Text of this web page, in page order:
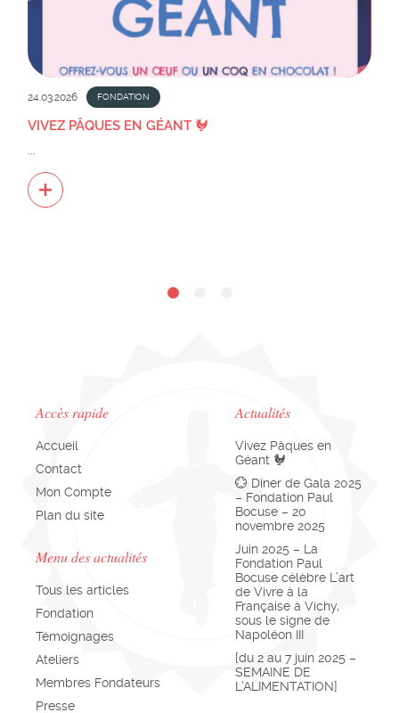
24.03.2026 FONDATION
VIVEZ PÂQUES EN GÉANT 🐓
Accès rapide
Accueil
Contact
Mon Compte
Plan du site
Menu des actualités
Tous les articles
Fondation
Témoignages
Ateliers
Membres Fondateurs
Presse
Actualités
Vivez Pâques en
Géant 🐓
💮 Dîner de Gala 2025
– Fondation Paul
Bocuse – 20
novembre 2025
Juin 2025 – La
Fondation Paul
Bocuse célèbre L’art
de Vivre à la
Française à Vichy,
sous le signe de
Napoléon III
[du 2 au 7 juin 2025 –
SEMAINE DE
L’ALIMENTATION]